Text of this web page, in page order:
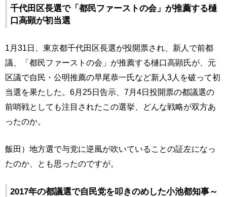
千代田区長選で「都民ファーストの会」が推薦する樋
口高顕が初当選
1月31日、東京都千代田区長選が投開票され、新人で前都
議、「都民ファーストの会」が推薦する樋口高顕氏が、元
区議で自民・公明推薦の早尾恭一氏など新人3人を破って初
当選を果たした。6月25日告示、7月4日投開票の都議選の
前哨戦としても注目されたこの選挙、どんな戦略が双方あ
ったのか。
飯田）地方選で与党に逆風が吹いていることの証左になっ
たのか、とも思ったのですが。
2017年の都議選で自民党を叩きのめした小池都知事～